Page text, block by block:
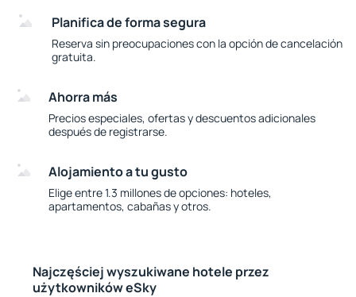
Planifica de forma segura
Reserva sin preocupaciones con la opción de cancelación
gratuita.
Ahorra más
Precios especiales, ofertas y descuentos adicionales
después de registrarse.
Alojamiento a tu gusto
Elige entre 1.3 millones de opciones: hoteles,
apartamentos, cabañas y otros.
Najczęściej wyszukiwane hotele przez
użytkowników eSky